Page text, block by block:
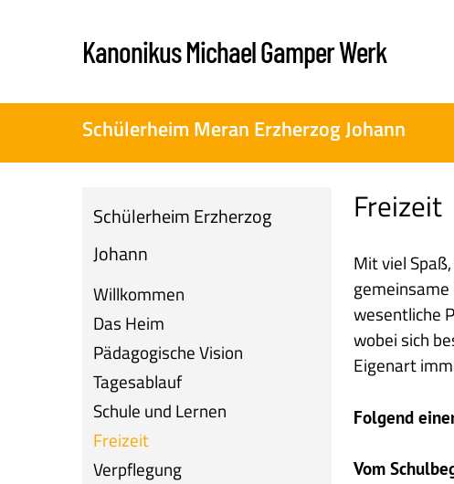
Kanonikus Michael Gamper Werk
Schülerheim Meran Erzherzog Johann
Schülerheim Erzherzog
Johann
Willkommen
Das Heim
Pädagogische Vision
Tagesablauf
Schule und Lernen
Freizeit
Verpflegung
Freizeit
Mit viel
wesentliche
wobei sich
Eigenart
Folgend
Vom